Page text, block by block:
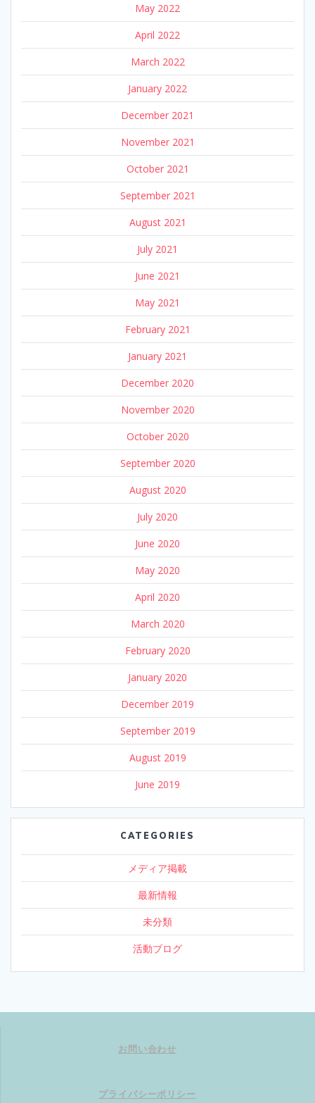
May 2022
April 2022
March 2022
January 2022
December 2021
November 2021
October 2021
September 2021
August 2021
July 2021
June 2021
May 2021
February 2021
January 2021
December 2020
November 2020
October 2020
September 2020
August 2020
July 2020
June 2020
May 2020
April 2020
March 2020
February 2020
January 2020
December 2019
September 2019
August 2019
June 2019
CATEGORIES
メディア掲載
最新情報
未分類
活動ブログ
お問い合わせ
プライバシーポリシー